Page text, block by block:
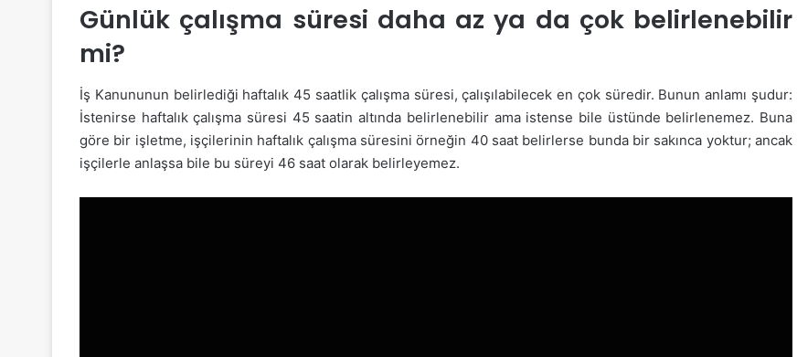
Günlük çalışma süresi daha az ya da çok belirlenebilir
mi?
İş Kanununun belirlediği haftalık 45 saatlik çalışma süresi, çalışılabilecek en çok süredir. Bunun anlamı şudur:
İstenirse haftalık çalışma süresi 45 saatin altında belirlenebilir ama istense bile üstünde belirlenemez. Buna
göre bir işletme, işçilerinin haftalık çalışma süresini örneğin 40 saat belirlerse bunda bir sakınca yoktur; ancak
işçilerle anlaşsa bile bu süreyi 46 saat olarak belirleyemez.